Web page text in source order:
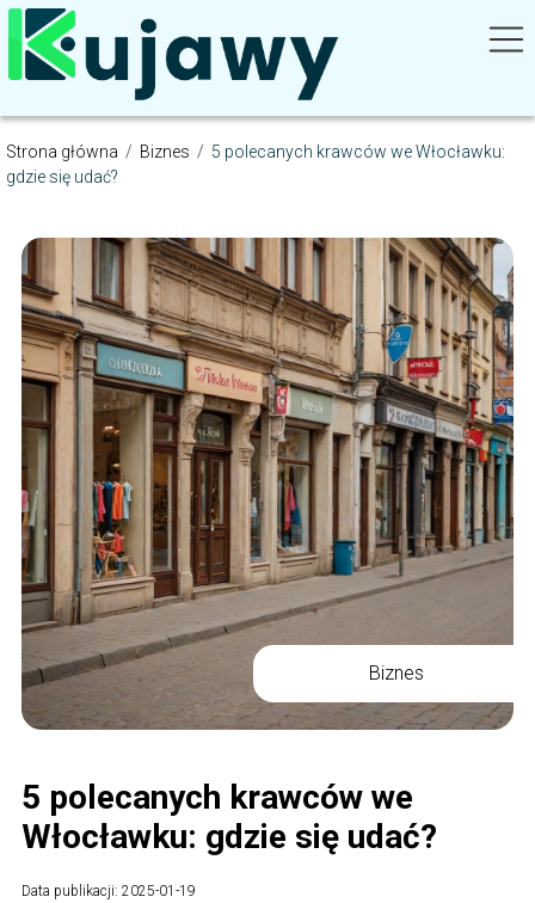
Strona główna / Biznes / 5 polecanych krawców we Włocławku:
gdzie się udać?
Biznes
5 polecanych krawców we
Włocławku: gdzie się udać?
Data publikacji: 2025-01-19